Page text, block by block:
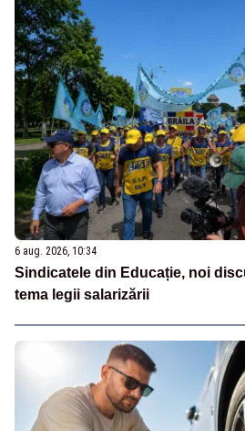
6 aug. 2026, 10:34
Sindicatele din Educație, noi
tema legii salarizării